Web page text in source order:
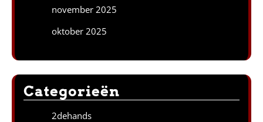
november 2025
oktober 2025
Categorieën
2dehands